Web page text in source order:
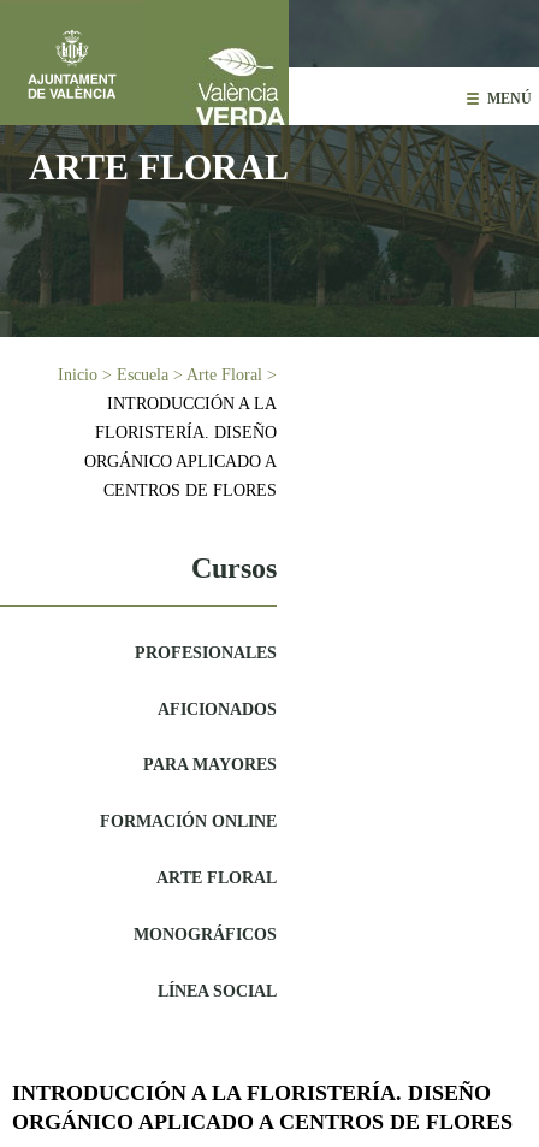
MENÚ
ARTE FLORAL
Usted está aquí
Inicio > Escuela > Arte Floral >
INTRODUCCIÓN A LA
FLORISTERÍA. DISEÑO
ORGÁNICO APLICADO A
CENTROS DE FLORES
Cursos
PROFESIONALES
AFICIONADOS
PARA MAYORES
FORMACIÓN ONLINE
ARTE FLORAL
MONOGRÁFICOS
LÍNEA SOCIAL
INTRODUCCIÓN A LA FLORISTERÍA. DISEÑO
ORGÁNICO APLICADO A CENTROS DE FLORES